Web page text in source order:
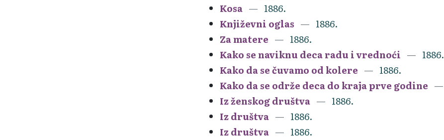
Kosa
1886.
Književni oglas
1886.
Za matere
1886.
Kako se naviknu deca radu i vrednoći
1886.
Kako da se čuvamo od kolere
1886.
Kako da se održe deca do kraja prve godine
Iz ženskog društva
1886.
Iz društva
1886.
Iz društva
1886.